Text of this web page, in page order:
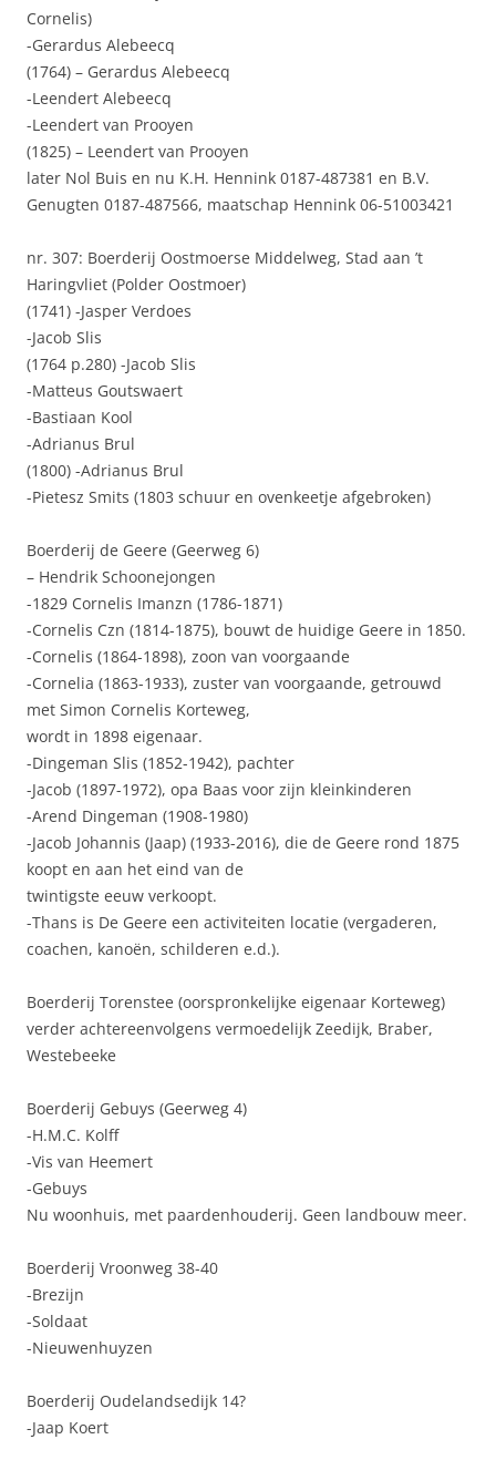
Cornelis)
-Gerardus Alebeecq
(1764) – Gerardus Alebeecq
-Leendert Alebeecq
-Leendert van Prooyen
(1825) – Leendert van Prooyen
later Nol Buis en nu K.H. Hennink 0187-487381 en B.V.
Genugten 0187-487566, maatschap Hennink 06-51003421
nr. 307: Boerderij Oostmoerse Middelweg, Stad aan ’t
Haringvliet (Polder Oostmoer)
(1741) -Jasper Verdoes
-Jacob Slis
(1764 p.280) -Jacob Slis
-Matteus Goutswaert
-Bastiaan Kool
-Adrianus Brul
(1800) -Adrianus Brul
-Pietesz Smits (1803 schuur en ovenkeetje afgebroken)
Boerderij de Geere (Geerweg 6)
– Hendrik Schoonejongen
-1829 Cornelis Imanzn (1786-1871)
-Cornelis Czn (1814-1875), bouwt de huidige Geere in 1850.
-Cornelis (1864-1898), zoon van voorgaande
-Cornelia (1863-1933), zuster van voorgaande, getrouwd
met Simon Cornelis Korteweg,
wordt in 1898 eigenaar.
-Dingeman Slis (1852-1942), pachter
-Jacob (1897-1972), opa Baas voor zijn kleinkinderen
-Arend Dingeman (1908-1980)
-Jacob Johannis (Jaap) (1933-2016), die de Geere rond 1875
koopt en aan het eind van de
twintigste eeuw verkoopt.
-Thans is De Geere een activiteiten locatie (vergaderen,
coachen, kanoën, schilderen e.d.).
Boerderij Torenstee (oorspronkelijke eigenaar Korteweg)
verder achtereenvolgens vermoedelijk Zeedijk, Braber,
Westebeeke
Boerderij Gebuys (Geerweg 4)
-H.M.C. Kolff
-Vis van Heemert
-Gebuys
Nu woonhuis, met paardenhouderij. Geen landbouw meer.
Boerderij Vroonweg 38-40
-Brezijn
-Soldaat
-Nieuwenhuyzen
Boerderij Oudelandsedijk 14?
-Jaap Koert